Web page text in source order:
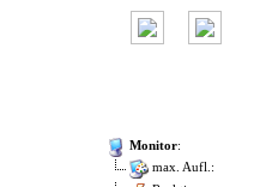
Monitor:
max. Aufl.: